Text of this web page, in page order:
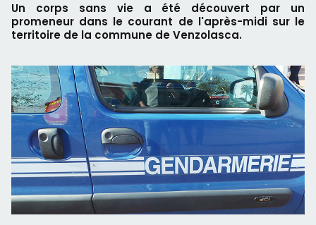
Un corps sans vie a été découvert par un
promeneur dans le courant de l'après-midi sur le
territoire de la commune de Venzolasca.